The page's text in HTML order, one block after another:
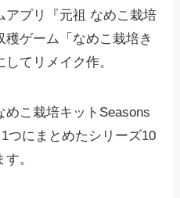
アプリ『元祖 なめこ栽培
ゲーム「なめこ栽培き
てリメイク作。
こ栽培キットSeasons
つにまとめたシリーズ10
。